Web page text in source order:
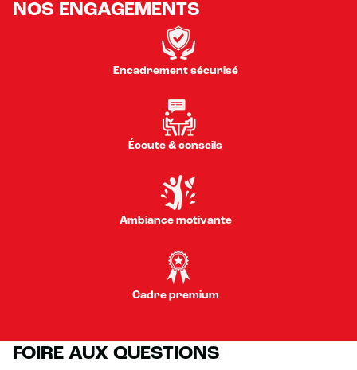
NOS ENGAGEMENTS
Encadrement sécurisé
Écoute & conseils
Ambiance motivante
Cadre premium
FOIRE AUX QUESTIONS